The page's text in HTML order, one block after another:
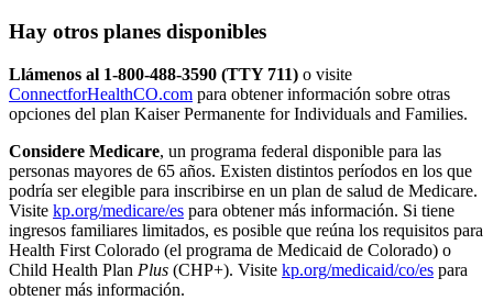
Hay otros planes disponibles
Llámenos al 1-800-488-3590 (TTY 711) o visite
ConnectforHealthCO.com para obtener información sobre otras
opciones del plan Kaiser Permanente for Individuals and Families.
Considere Medicare, un programa federal disponible para las
personas mayores de 65 años. Existen distintos períodos en los que
podría ser elegible para inscribirse en un plan de salud de Medicare.
Visite kp.org/medicare/es para obtener más información. Si tiene
ingresos familiares limitados, es posible que reúna los requisitos para
Health First Colorado (el programa de Medicaid de Colorado) o
Child Health Plan Plus (CHP+). Visite kp.org/medicaid/co/es para
obtener más información.